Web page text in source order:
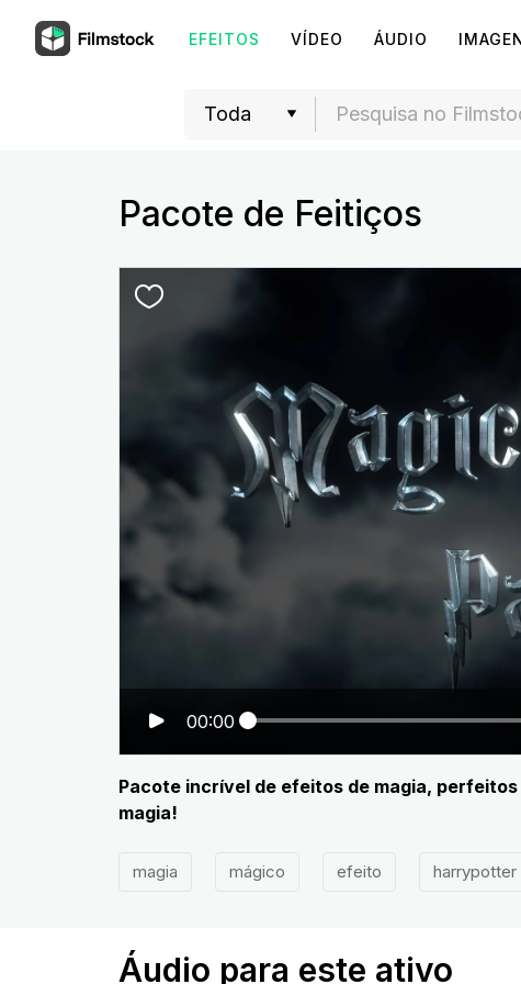
EFEITOS VÍDEO ÁUDIO
Pacote de Feitiços
00:00
Pacote incrível de efeitos de magia,
magia!
magia mágico efeito harrypotter
Áudio para este ativo